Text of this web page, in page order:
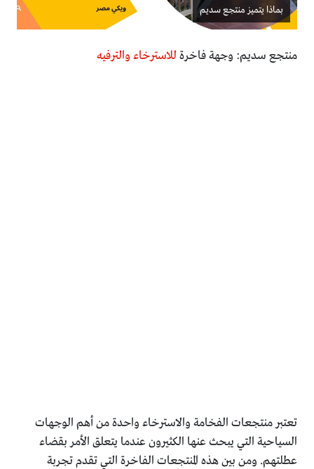
بماذا يتميز منتجع سديم
منتجع سديم: وجهة فاخرةللاسترخاء والترفيه
تعتبر منتجعات الفخامة والاسترخاء واحدة من أهم الوجهات
السياحية التي يبحث عنها الكثيرون عندما يتعلق الأمر بقضاء
عطلتهم. ومن بين هذه المنتجعات الفاخرة التي تقدم تجربة